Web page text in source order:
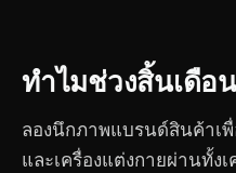
ทำไมช่วงสิ้นเดือ
ลองนึกภาพแบรนด์สินค้าเ
และเครื่องแต่งกายผ่านทั้ง